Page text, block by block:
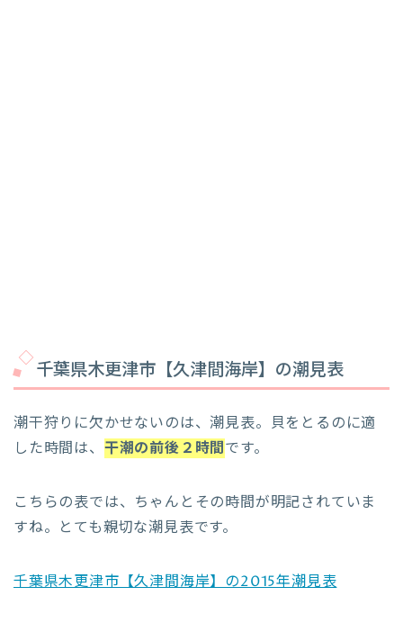
千葉県木更津市【久津間海岸】の潮見表
潮干狩りに欠かせないのは、潮見表。貝をとるのに適
した時間は、 干潮の前後２時間です。
こちらの表では、ちゃんとその時間が明記されていま
すね。とても親切な潮見表です。
千葉県木更津市【久津間海岸】の2015年潮見表